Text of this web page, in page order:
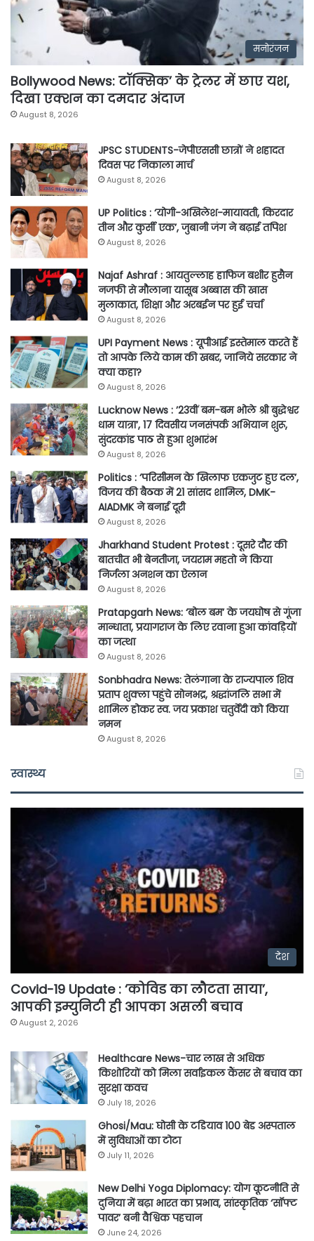
मनोरंजन
Bollywood News: टॉक्सिक’ के ट्रेलर में छाए यश,
दिखा एक्शन का दमदार अंदाज
August 8, 2026
JPSC STUDENTS-जेपीएससी छात्रों ने शहादत
दिवस पर निकाला मार्च
August 8, 2026
UP Politics : ‘योगी-अखिलेश-मायावती, किरदार
तीन और कुर्सी एक’, जुबानी जंग ने बढ़ाई तपिश
August 8, 2026
Najaf Ashraf : आयतुल्लाह हाफिज बशीर हुसैन
नजफी से मौलाना यासूब अब्बास की खास
मुलाकात, शिक्षा और अरबईन पर हुई चर्चा
August 8, 2026
UPI Payment News : यूपीआई इस्तेमाल करते हैं
तो आपके लिये काम की खबर, जानिये सरकार ने
क्या कहा?
August 8, 2026
Lucknow News : ’23वीं बम-बम भोले श्री बुद्धेश्वर
धाम यात्रा’, 17 दिवसीय जनसंपर्क अभियान शुरू,
सुंदरकांड पाठ से हुआ शुभारंभ
August 8, 2026
Politics : ‘परिसीमन के खिलाफ एकजुट हुए दल’,
विजय की बैठक में 21 सांसद शामिल, DMK-
AIADMK ने बनाई दूरी
August 8, 2026
Jharkhand Student Protest : दूसरे दौर की
बातचीत भी बेनतीजा, जयराम महतो ने किया
निर्जला अनशन का ऐलान
August 8, 2026
Pratapgarh News: ‘बोल बम’ के जयघोष से गूंजा
मान्धाता, प्रयागराज के लिए रवाना हुआ कांवड़ियों
का जत्था
August 8, 2026
Sonbhadra News: तेलंगाना के राज्यपाल शिव
प्रताप शुक्ला पहुंचे सोनभद्र, श्रद्धांजलि सभा में
शामिल होकर स्व. जय प्रकाश चतुर्वेदी को किया
नमन
August 8, 2026
स्वास्थ्य
देश
Covid-19 Update : ‘कोविड का लौटता साया’,
आपकी इम्युनिटी ही आपका असली बचाव
August 2, 2026
Healthcare News-चार लाख से अधिक
किशोरियों को मिला सर्वाइकल कैंसर से बचाव का
सुरक्षा कवच
July 18, 2026
Ghosi/Mau: घोसी के टडियाव 100 बेड अस्पताल
में सुविधाओं का टोटा
July 11, 2026
New Delhi Yoga Diplomacy: योग कूटनीति से
दुनिया में बढ़ा भारत का प्रभाव, सांस्कृतिक ‘सॉफ्ट
पावर’ बनी वैश्विक पहचान
June 24, 2026